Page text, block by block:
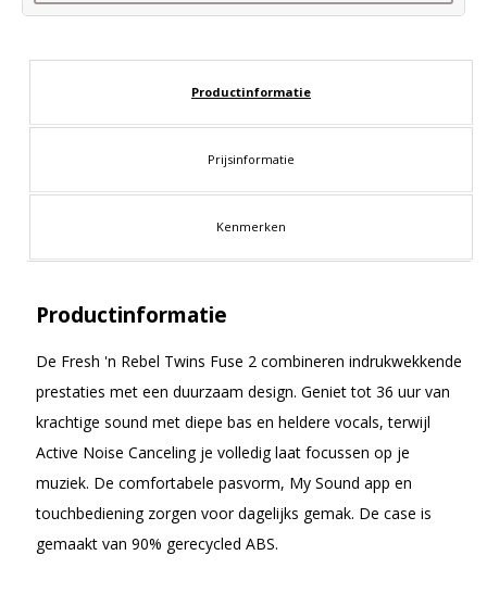
Productinformatie
Prijsinformatie
Kenmerken
Productinformatie
De Fresh 'n Rebel Twins Fuse 2 combineren indrukwekkende
prestaties met een duurzaam design. Geniet tot 36 uur van
krachtige sound met diepe bas en heldere vocals, terwijl
Active Noise Canceling je volledig laat focussen op je
muziek. De comfortabele pasvorm, My Sound app en
touchbediening zorgen voor dagelijks gemak. De case is
gemaakt van 90% gerecycled ABS.